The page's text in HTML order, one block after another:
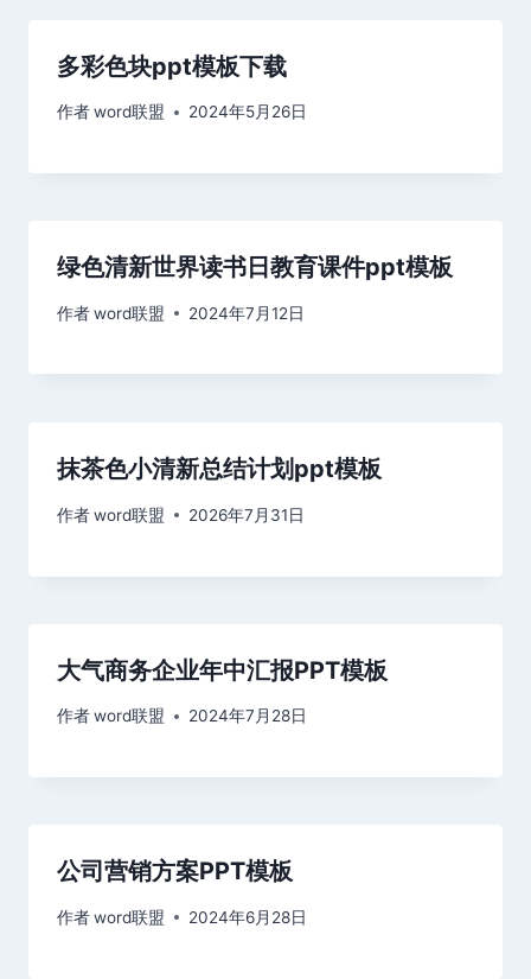
多彩色块ppt模板下载
作者word联盟 2024年5月26日
绿色清新世界读书日教育课件ppt模板
作者word联盟 2024年7月12日
抹茶色小清新总结计划ppt模板
作者word联盟 2026年7月31日
大气商务企业年中汇报PPT模板
作者word联盟 2024年7月28日
公司营销方案PPT模板
作者word联盟 2024年6月28日